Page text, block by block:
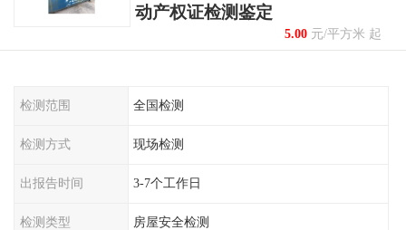
动产权证检测鉴定
5.00元/平方米 起
检测范围 全国检测
检测方式 现场检测
出报告时间 3-7个工作日
检测类型 房屋安全检测